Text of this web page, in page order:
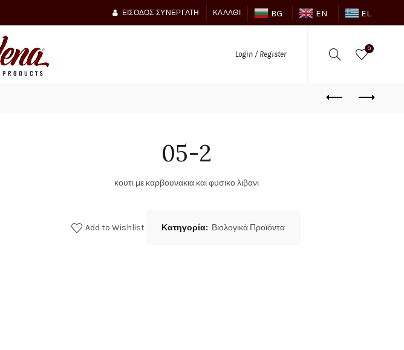
ΕΊΣΟΔΟΣ ΣΥΝΕΡΓΆΤΗ ΚΑΛΆΘΙ BG EN EL
Login / Register
0
05-2
κουτι με καρβουνακια και φυσικο λιβανι
Add to Wishlist Κατηγορία: Βιολογικά Προϊόντα